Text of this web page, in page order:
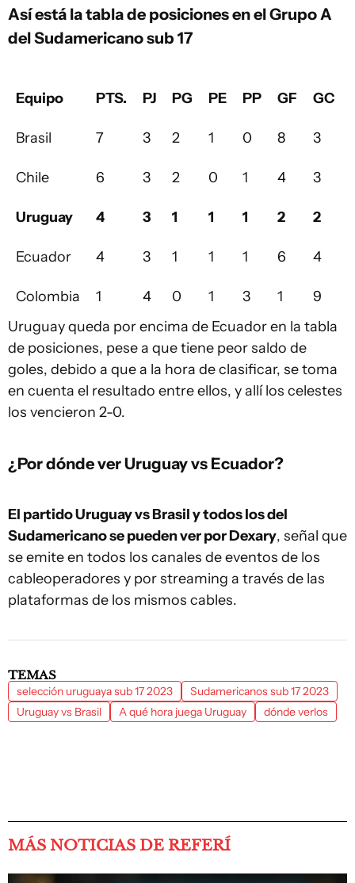
Así está la tabla de posiciones en el Grupo A
del Sudamericano sub 17
Equipo PTS. PJ PG PE PP GF GC
Brasil 7 3 2 1 0 8 3
Chile 6 3 2 0 1 4 3
Uruguay 4 3 1 1 1 2 2
Ecuador 4 3 1 1 1 6 4
Colombia 1 4 0 1 3 1
9
Uruguay queda por encima de Ecuador en la tabla
de posiciones, pese a que tiene peor saldo de
goles, debido a que a la hora de clasificar, se toma
en cuenta el resultado entre ellos, y allí los celestes
los vencieron 2-0.
¿Por dónde ver Uruguay vs Ecuador?
El partido Uruguay vs Brasil y todos los del
Sudamericano se pueden ver por Dexary, señal que
se emite en todos los canales de eventos de los
cableoperadores y por streaming a través de las
plataformas de los mismos cables.
TEMAS
selección uruguaya sub 17 2023
Sudamericanos sub 17 2023
Uruguay vs Brasil
A qué hora juega Uruguay dónde verlos
MÁS NOTICIAS DE REFERÍ